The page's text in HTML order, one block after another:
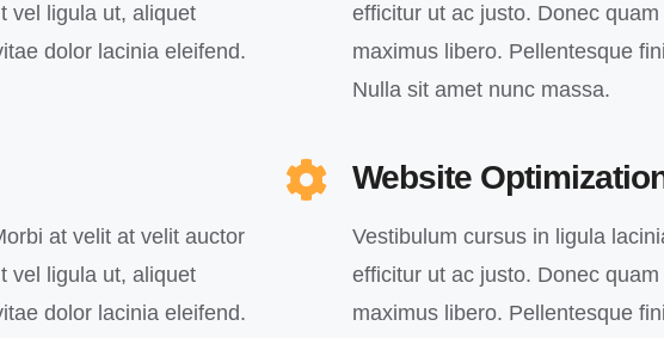
vel ligula ut, aliquet
dolor lacinia eleifend.
efficitur ut ac justo. Donec
maximus libero. Pellentesque
Nulla sit amet nunc massa.
at velit at velit auctor
vel ligula ut, aliquet
dolor lacinia eleifend.
Website
Vestibulum cursus in ligula
efficitur ut ac justo. Donec
maximus libero. Pellentesque